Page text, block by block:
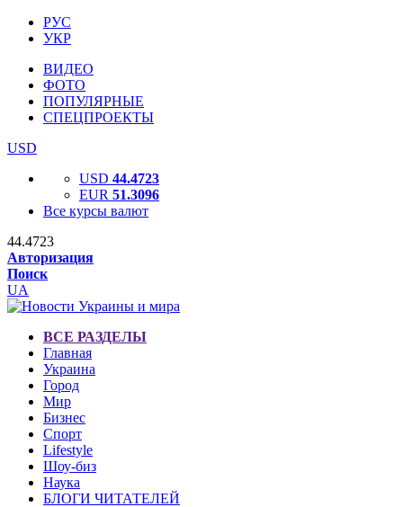
РУС
УКР
ВИДЕО
ФОТО
ПОПУЛЯРНЫЕ
СПЕЦПРОЕКТЫ
USD
USD 44.4723
EUR 51.3096
Все курсы валют
44.4723
Авторизация
Поиск
UA
ВСЕ РАЗДЕЛЫ
Главная
Украина
Город
Мир
Бизнес
Спорт
Lifestyle
Шоу-биз
Наука
БЛОГИ ЧИТАТЕЛЕЙ